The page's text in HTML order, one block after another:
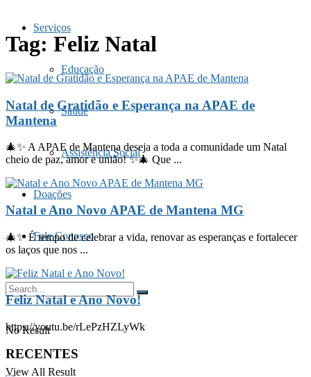
Serviços
Educação
Saúde
Assistência Social
Doações
Fale Conosco
No Result
View All Result
Tag: Feliz Natal
Natal de Gratidão e Esperança na APAE de
Mantena
🎄✨ A APAE de Mantena deseja a toda a comunidade um Natal
cheio de paz, amor e união! ✨🎄 Que ...
Natal e Ano Novo APAE de Mantena MG
🎄✨ É tempo de celebrar a vida, renovar as esperanças e fortalecer
os laços que nos ...
Feliz Natal e Ano Novo!
https://youtu.be/rLePzHZLyWk
RECENTES